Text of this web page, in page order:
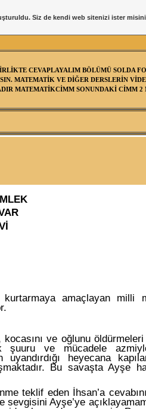
CEVAPLAYALIM BÖLÜMÜ SOLDA
MATEMATİK VE DİĞER DERSLERİN
MATEMATİKCİMM SONUNDAKİ CİMM
amaçlayan milli
kocasını ve oğlunu
ve mücadele
heyecana
Bu savaşta Ayşe
teklif eden İhsan’a
Ayşe’ye
Siz de kendi web sitenizi ister